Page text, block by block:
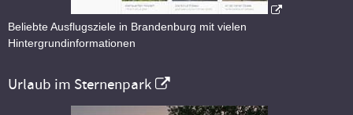
Beliebte Ausflugsziele in Brandenburg mit vielen
Hintergrundinformationen
Urlaub im Sternenpark